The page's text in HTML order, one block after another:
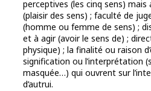
perceptives (les cinq sens)
(plaisir des sens) ; faculté de
(homme ou femme de sens) ;
et à agir (avoir le sens de) ;
physique) ; la finalité ou raison
signification ou l’interprétation
masquée…) qui ouvrent sur
d’autrui.